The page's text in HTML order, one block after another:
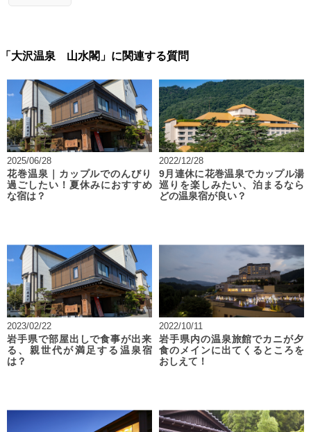
「大沢温泉 山水閣」に関連する質問
2025/06/28
花巻温泉｜カップルでのんびり
過ごしたい！夏休みにおすすめ
な宿は？
2022/12/28
9月連休に花巻温泉でカップル湯
巡りを楽しみたい、泊まるなら
どの温泉宿が良い？
2023/02/22
岩手県で部屋出しで食事が出来
る、親世代が満足する温泉宿
は？
2022/10/11
岩手県内の温泉旅館でカニが夕
食のメインに出てくるところを
おしえて！